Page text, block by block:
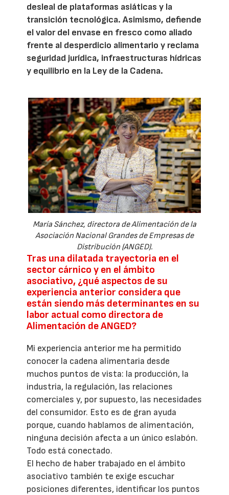
desleal de plataformas asiáticas y la
transición tecnológica. Asimismo, defiende
el valor del envase en fresco como aliado
frente al desperdicio alimentario y reclama
seguridad jurídica, infraestructuras hídricas
y equilibrio en la Ley de la Cadena.
María Sánchez, directora de Alimentación de la
Asociación Nacional Grandes de Empresas de
Distribución (ANGED).
Tras una dilatada trayectoria en el
sector cárnico y en el ámbito
asociativo, ¿qué aspectos de su
experiencia anterior considera que
están siendo más determinantes en su
labor actual como directora de
Alimentación de ANGED?
Mi experiencia anterior me ha permitido
conocer la cadena alimentaria desde
muchos puntos de vista: la producción, la
industria, la regulación, las relaciones
comerciales y, por supuesto, las necesidades
del consumidor. Esto es de gran ayuda
porque, cuando hablamos de alimentación,
ninguna decisión afecta a un único eslabón.
Todo está conectado.
El hecho de haber trabajado en el ámbito
asociativo también te exige escuchar
posiciones diferentes, identificar los puntos